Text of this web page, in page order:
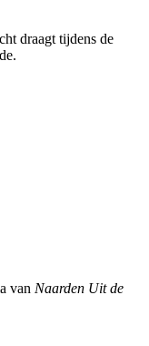
draagt tijdens de
van Naarden Uit de